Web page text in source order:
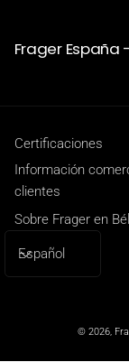
Frager España
Certificaciones
Información
clientes
Sobre Frager en
d
Español
© 2026,